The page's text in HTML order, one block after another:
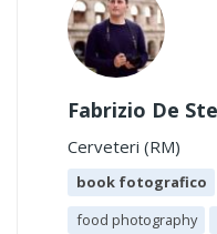
Fabrizio De
Cerveteri (RM)
book fotografico
food photography